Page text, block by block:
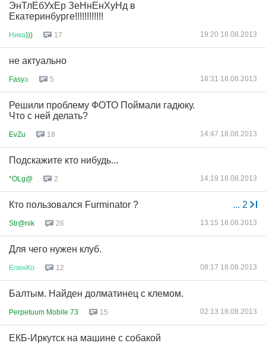
ЭнТлЕбУхЕр ЗеНнЕнХуНд в
Екатеринбурге!!!!!!!!!!!!
Ника))) 17 19:20 18.08.2013
не актуально
Fasyа 5 18:31 18.08.2013
Решили проблему ФОТО Поймали гадюку.
Что с ней делать?
EvZu 18 14:47 18.08.2013
Подскажите кто нибудь...
*OLg@ 2 14:19 18.08.2013
... 2
Кто пользовался Furminator ?
Str@nik 26 13:15 18.08.2013
Для чего нужен клуб.
ЕленКо 12 08:17 18.08.2013
Балтым. Найден долматинец с клемом.
Perpetuum Mobile 73 15 02:13 18.08.2013
ЕКБ-Иркутск на машине с собакой